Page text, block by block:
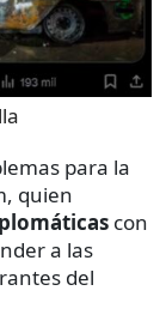
para la
quien
con
a las
del